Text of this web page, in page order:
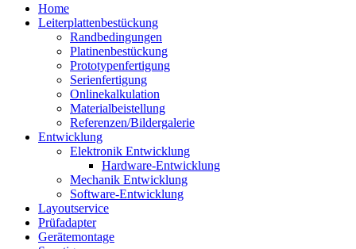
Home
Leiterplattenbestückung
Randbedingungen
Platinenbestückung
Prototypenfertigung
Serienfertigung
Onlinekalkulation
Materialbeistellung
Referenzen/Bildergalerie
Entwicklung
Elektronik Entwicklung
Hardware-Entwicklung
Mechanik Entwicklung
Software-Entwicklung
Layoutservice
Prüfadapter
Gerätemontage